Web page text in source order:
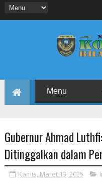
Gubernur Ahmad
Ditinggalkan dalam
Kamis, Maret 13, 2025